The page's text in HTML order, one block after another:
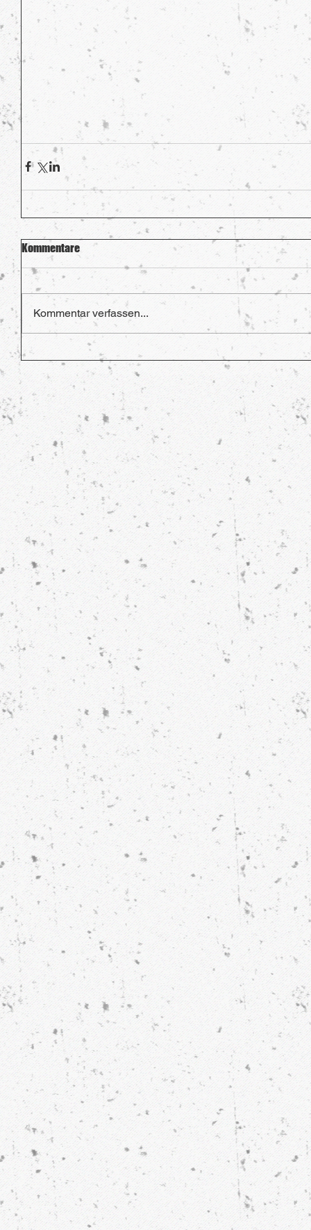
Kommentare
Kommentar verfassen...